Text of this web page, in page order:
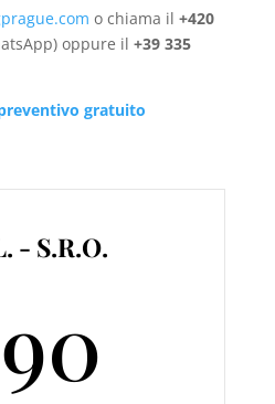
o chiama il +420
oppure il +39 335
gratuito
- S.R.O.